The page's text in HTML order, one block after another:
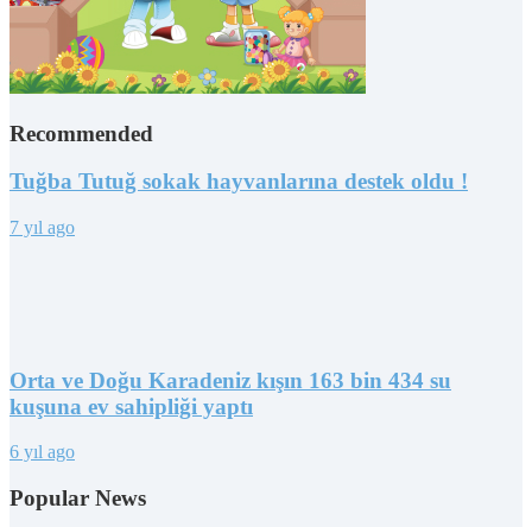
Recommended
Tuğba Tutuğ sokak hayvanlarına destek oldu !
7 yıl ago
Orta ve Doğu Karadeniz kışın 163 bin 434 su
kuşuna ev sahipliği yaptı
6 yıl ago
Popular News